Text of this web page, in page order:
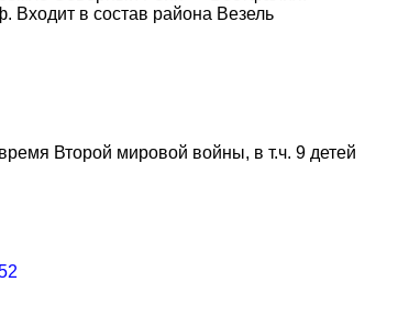
Входит в состав района Везель
Второй мировой войны, в т.ч. 9 детей